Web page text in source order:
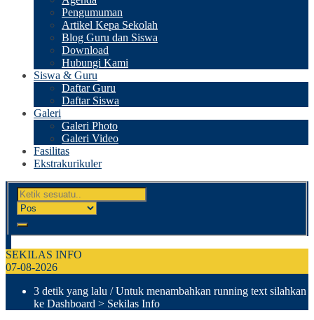
Pengumuman
Artikel Kepa Sekolah
Blog Guru dan Siswa
Download
Hubungi Kami
Siswa & Guru
Daftar Guru
Daftar Siswa
Galeri
Galeri Photo
Galeri Video
Fasilitas
Ekstrakurikuler
SEKILAS INFO
07-08-2026
3 detik yang lalu / Untuk menambahkan running text silahkan
ke Dashboard > Sekilas Info